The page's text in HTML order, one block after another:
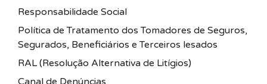
Responsabilidade Social
Política de Tratamento dos Tomadores de Seguros,
Segurados, Beneficiários e Terceiros lesados
RAL (Resolução Alternativa de Litígios)
Canal de Denúncias